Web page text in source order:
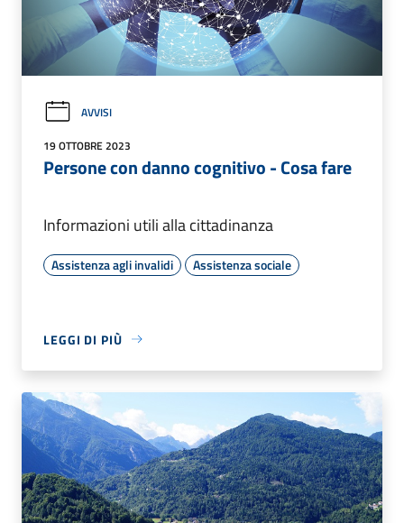
AVVISI
19 OTTOBRE 2023
Persone con danno cognitivo - Cosa fare
Informazioni utili alla cittadinanza
Assistenza agli invalidi Assistenza sociale
LEGGI DI PIÙ